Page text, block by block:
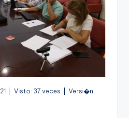
| Visto: 37 veces | Versi�n